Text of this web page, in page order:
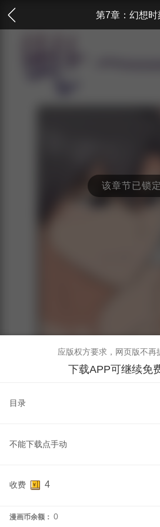
第7章：幻想时
该章节已锁定
应版权方要求，网页版不再
下载APP可继续免
目录
不能下载点手动
收费 4
漫画币余额： 0